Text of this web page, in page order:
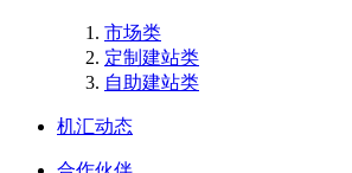
市场类
定制建站类
自助建站类
机汇动态